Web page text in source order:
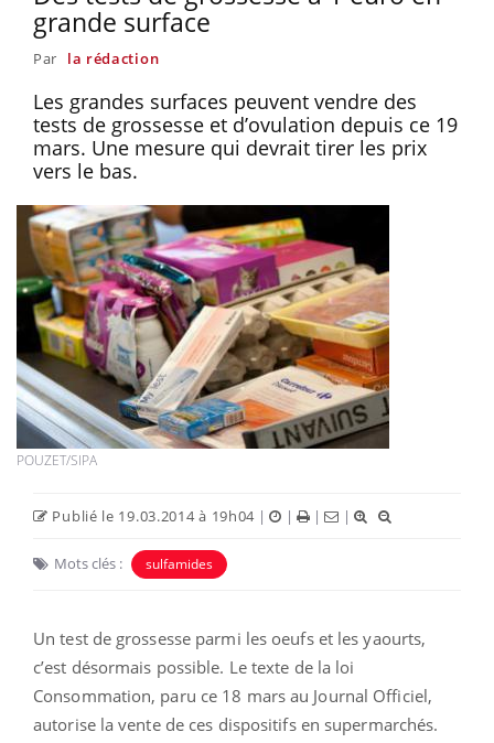
grande surface
Par la rédaction
Les grandes surfaces peuvent vendre des
tests de grossesse et d’ovulation depuis ce 19
mars. Une mesure qui devrait tirer les prix
vers le bas.
POUZET/SIPA
Publié le 19.03.2014 à 19h04 | | | |
Mots clés : sulfamides
Un test de grossesse parmi les oeufs et les yaourts,
c’est désormais possible. Le texte de la loi
Consommation, paru ce 18 mars au Journal Officiel,
autorise la vente de ces dispositifs en supermarchés.